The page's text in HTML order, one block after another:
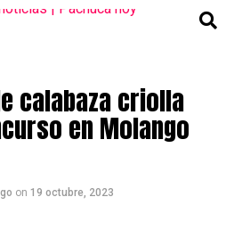
calabaza criolla
en Molango
on 19 octubre, 2023